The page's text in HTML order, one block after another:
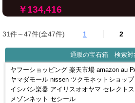
￥134,416
31件～47件(全47件) 1 2
通販の宝石箱 検索対
ヤフーショッピング 楽天市場 amazon au
ヤマダモール nissen ツクモネットショッ
イシバシ楽器 アイリスオオヤマ セレクト
メゾンネット セシール